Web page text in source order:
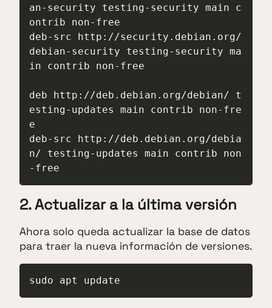
an-security testing-security main c
ontrib non-free
deb-src http://security.debian.org/
debian-security testing-security ma
in contrib non-free
deb http://deb.debian.org/debian/ t
esting-updates main contrib non-fre
e
deb-src http://deb.debian.org/debia
n/ testing-updates main contrib non
-free
2. Actualizar a la última versión
Ahora solo queda actualizar la base de datos
para traer la nueva información de versiones.
sudo apt update